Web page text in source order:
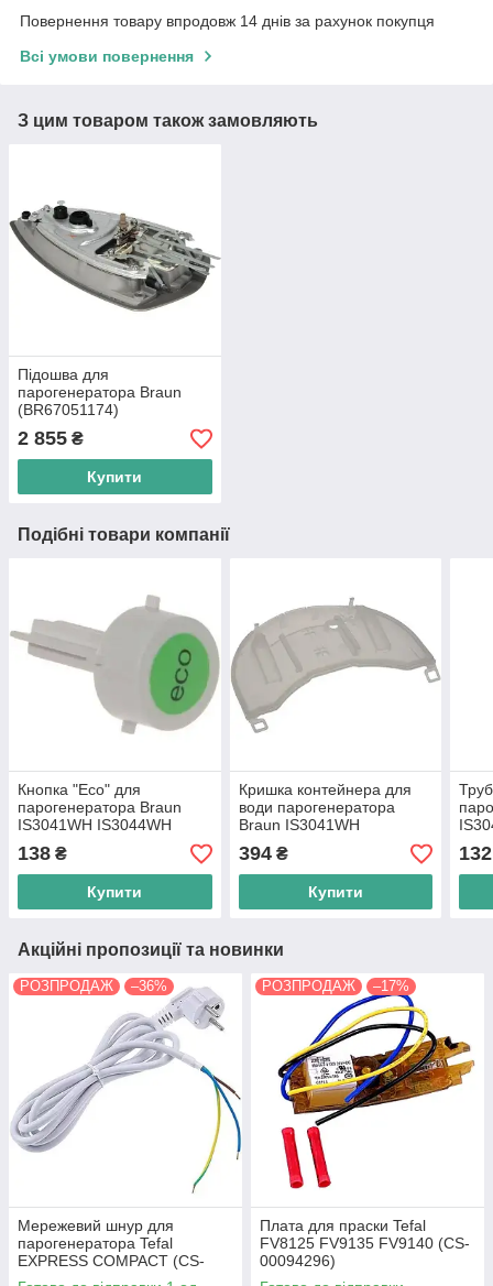
Повернення товару впродовж 14 днів за рахунок покупця
Всі умови повернення
З цим товаром також замовляють
Підошва для
парогенератора Braun
(BR67051174)
2 855 ₴
Купити
Подібні товари компанії
Кнопка "Eco" для
парогенератора Braun
IS3041WH IS3044WH
138 ₴
Купити
Кришка контейнера для
води парогенератора
Braun IS3041WH
394₴
Купити
132
Акційні пропозиції та новинки
РОЗПРОДАЖ –36%
Мережевий шнур для
парогенератора Tefal
EXPRESS COMPACT (CS-
10000309)
РОЗПРОДАЖ –17%
Плата для праски Tefal
FV8125 FV9135 FV9140 (CS-
00094296)